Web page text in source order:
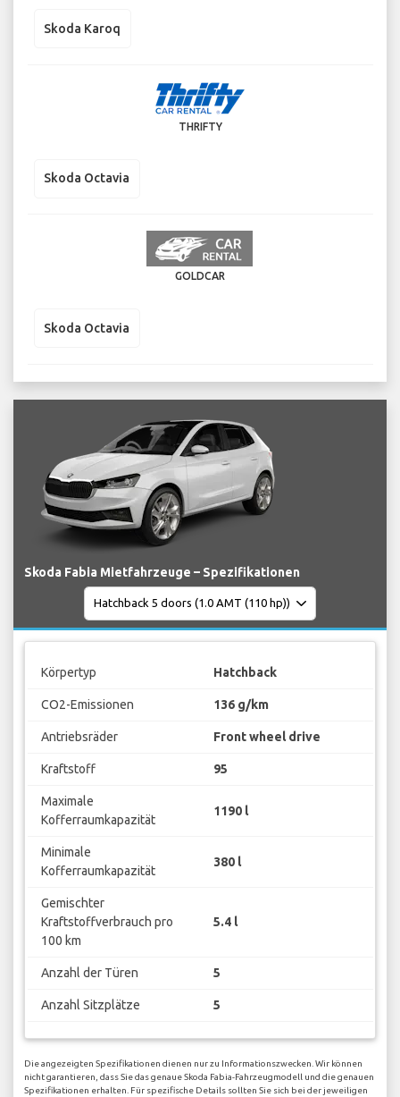
Skoda Karoq
THRIFTY
Skoda Octavia
GOLDCAR
Skoda Octavia
Skoda Fabia Mietfahrzeuge – Spezifikationen
Körpertyp Hatchback
CO2-Emissionen 136 g/km
Antriebsräder Front wheel drive
Kraftstoff 95
Maximale
Kofferraumkapazität
1190 l
Minimale
Kofferraumkapazität
380 l
Gemischter
Kraftstoffverbrauch pro
100 km
5.4 l
Anzahl der Türen 5
Anzahl Sitzplätze 5
Die angezeigten Spezifikationen dienen nur zu Informationszwecken. Wir können
nicht garantieren, dass Sie das genaue Skoda Fabia-Fahrzeugmodell und die genauen
Spezifikationen erhalten. Für spezifische Details sollten Sie sich bei der jeweiligen